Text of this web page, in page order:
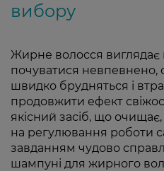
вибору
Жирне волосся виглядає
почуватися невпевнено,
швидко брудняться і
продовжити ефект
якісний засіб, що
на регулювання роботи
завданням чудово
шампуні для жирного